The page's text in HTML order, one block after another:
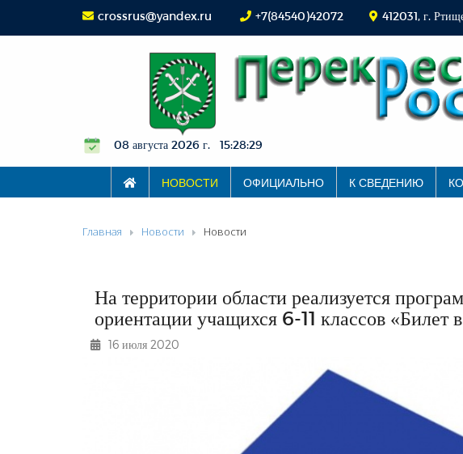
crossrus@yandex.ru +7(84540)42072 412031, г.
08 августа 2026 г. 15:28:30
НОВОСТИ ОФИЦИАЛЬНО К СВЕДЕНИЮ
Главная Новости Новости
На территории области реализуется
ориентации учащихся 6-11 классов «Билет
16 июля 2020